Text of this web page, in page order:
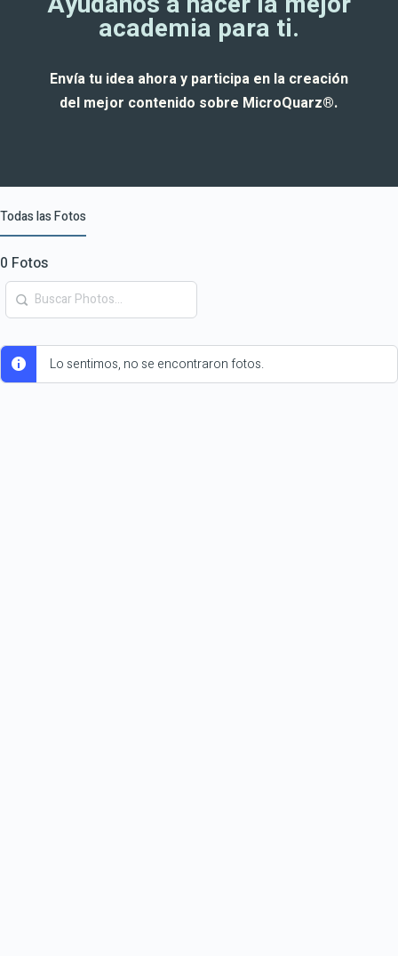
academia para ti.
Envía tu idea ahora y participa en la creación
del mejor contenido sobre MicroQuarz®.
Todas las Fotos
0 Fotos
Buscar
Photos…
Lo sentimos, no se encontraron fotos.